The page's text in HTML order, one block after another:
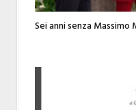
Sei anni senza Massimo